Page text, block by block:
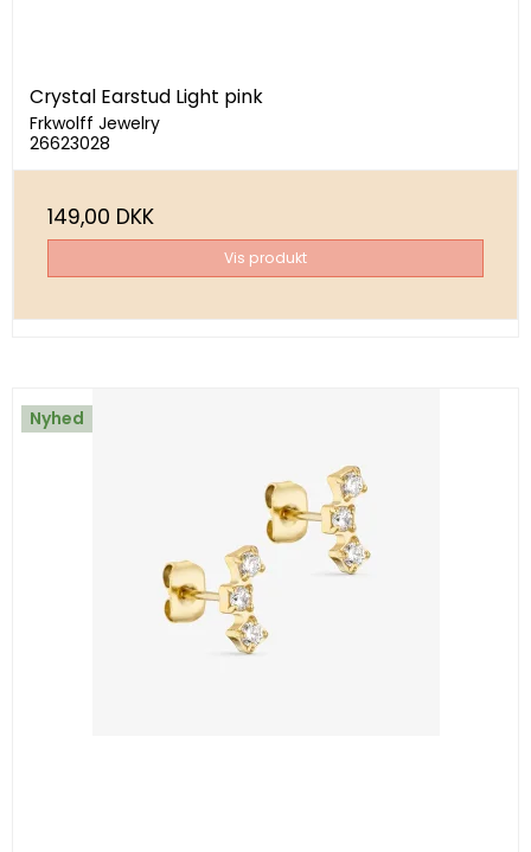
Crystal Earstud Light pink
Frkwolff Jewelry
26623028
149,00 DKK
Vis produkt
Nyhed